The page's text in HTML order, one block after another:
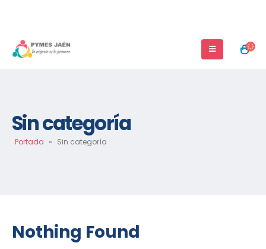
Sin categoría
Portada » Sin categoría
Nothing Found